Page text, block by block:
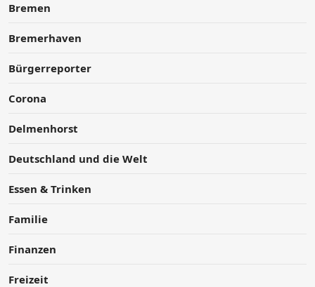
Bremen
Bremerhaven
Bürgerreporter
Corona
Delmenhorst
Deutschland und die Welt
Essen & Trinken
Familie
Finanzen
Freizeit